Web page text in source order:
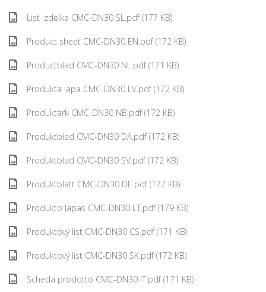
List izdelka CMC-DN30 SL.pdf (177 KB)
Product sheet CMC-DN30 EN.pdf (172 KB)
Productblad CMC-DN30 NL.pdf (171 KB)
Produkta lapa CMC-DN30 LV.pdf (172 KB)
Produktark CMC-DN30 NB.pdf (172 KB)
Produktblad CMC-DN30 DA.pdf (172 KB)
Produktblad CMC-DN30 SV.pdf (172 KB)
Produktblatt CMC-DN30 DE.pdf (172 KB)
Produkto lapas CMC-DN30 LT.pdf (179 KB)
Produktový list CMC-DN30 CS.pdf (171 KB)
Produktový list CMC-DN30 SK.pdf (172 KB)
Scheda prodotto CMC-DN30 IT.pdf (171 KB)